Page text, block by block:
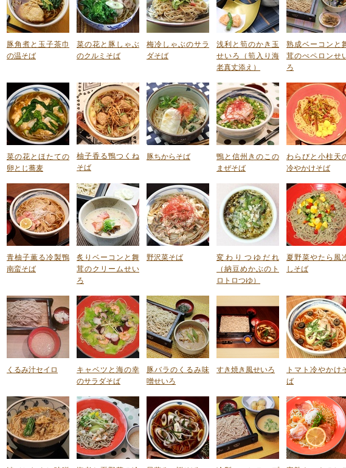
豚角煮と玉子茶巾
の温そば
菜の花と豚しゃぶ
のクルミそば
梅冷しゃぶのサラ
ダそば
浅利と筍のかき玉
せいろ（筍入り海
老真丈添え）
熟成ベーコンと
茸のぺペロンせ
ろ
菜の花とほたての
卵とじ蕎麦
柚子香る鴨つくね
そば
豚ちからそば
鴨と信州きのこの
まぜそば
わらびと小柱天
冷やかけそば
青柚子薫る冷製鴨
南蛮そば
炙りベーコンと舞
茸のクリームせい
ろ
野沢菜そば
変わりつゆだれ
（納豆めかぶのト
ロトロつゆ）
夏野菜やたら風
しそば
くるみ汁セイロ
キャベツと海の幸
のサラダそば
豚バラのくるみ味
噌せいろ
すき焼き風せいろ
トマト冷やかけ
ば